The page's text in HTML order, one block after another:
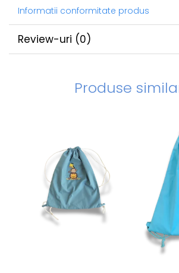
Informatii conformitate produs
Review-uri (0)
Produse